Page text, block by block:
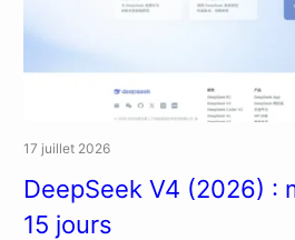
17 juillet 2026
DeepSeek V4 (2026) :
15 jours